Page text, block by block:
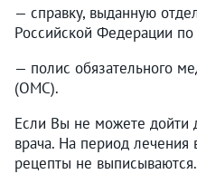
— справку, выданную
Российской Федерации
— полис обязательного
(ОМС).
Если Вы не можете дойти
врача. На период лечения
рецепты не выписываются.